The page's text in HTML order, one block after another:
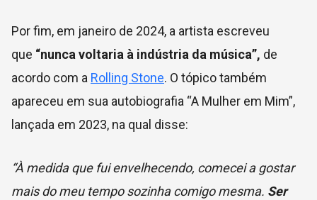
Por fim, em janeiro de 2024, a artista escreveu
que “nunca voltaria à indústria da música”, de
acordo com a Rolling Stone. O tópico também
apareceu em sua autobiografia “A Mulher em Mim”,
lançada em 2023, na qual disse:
“À medida que fui envelhecendo, comecei a gostar
mais do meu tempo sozinha comigo mesma. Ser